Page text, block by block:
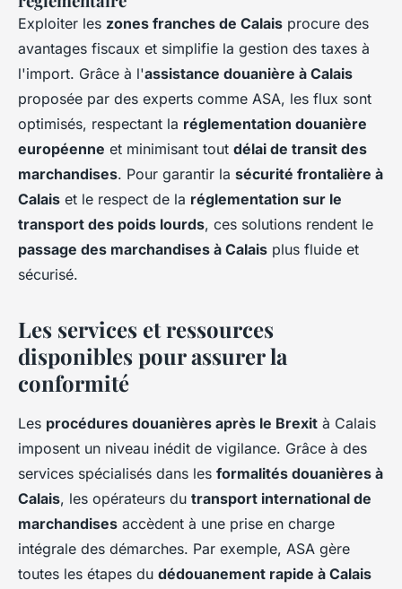
Exploiter les zones franches de Calais procure des
avantages fiscaux et simplifie la gestion des taxes à
l'import. Grâce à l'assistance douanière à Calais
proposée par des experts comme ASA, les flux sont
optimisés, respectant la réglementation douanière
européenne et minimisant tout délai de transit des
marchandises. Pour garantir la sécurité frontalière à
Calais et le respect de la réglementation sur le
transport des poids lourds, ces solutions rendent le
passage des marchandises à Calais plus fluide et
sécurisé.
Les services et ressources
disponibles pour assurer la
conformité
Les procédures douanières après le Brexit à Calais
imposent un niveau inédit de vigilance. Grâce à des
services spécialisés dans les formalités douanières à
Calais, les opérateurs du transport international de
marchandises accèdent à une prise en charge
intégrale des démarches. Par exemple, ASA gère
toutes les étapes du dédouanement rapide à Calais